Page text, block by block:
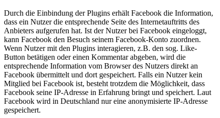
Durch die Einbindung der Plugins erhält Facebook die Information,
dass ein Nutzer die entsprechende Seite des Internetauftritts des
Anbieters aufgerufen hat. Ist der Nutzer bei Facebook eingeloggt,
kann Facebook den Besuch seinem Facebook-Konto zuordnen.
Wenn Nutzer mit den Plugins interagieren, z.B. den sog. Like-
Button betätigen oder einen Kommentar abgeben, wird die
entsprechende Information vom Browser des Nutzers direkt an
Facebook übermittelt und dort gespeichert. Falls ein Nutzer kein
Mitglied bei Facebook ist, besteht trotzdem die Möglichkeit, dass
Facebook seine IP-Adresse in Erfahrung bringt und speichert. Laut
Facebook wird in Deutschland nur eine anonymisierte IP-Adresse
gespeichert.